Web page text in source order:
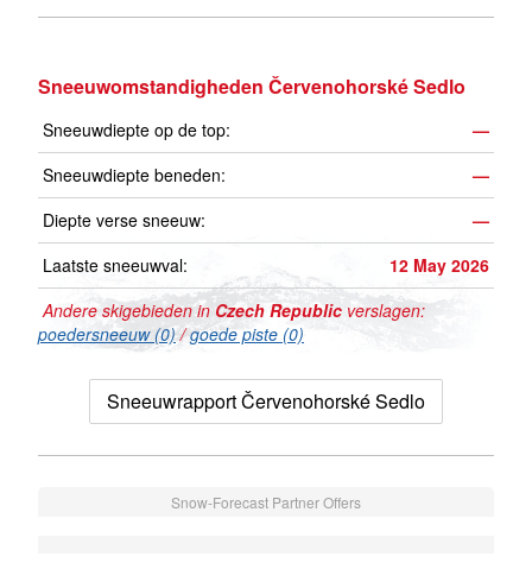
Sneeuwomstandigheden Červenohorské Sedlo
Sneeuwdiepte op de top:
—
Sneeuwdiepte beneden:
—
Diepte verse sneeuw:
—
Laatste sneeuwval:
12 May 2026
Andere skigebieden in Czech Republic verslagen:
poedersneeuw (0)/goede piste (0)
Sneeuwrapport Červenohorské Sedlo
Snow-Forecast Partner Offers